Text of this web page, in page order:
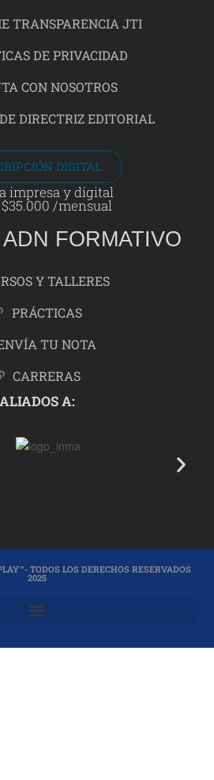
TRANSPARENCIA JTI
DE PRIVACIDAD
CON NOSOTROS
DIRECTRIZ EDITORIAL
DIGITAL
impresa y digital
/mensual
FORMATIVO
Y TALLERES
PRÁCTICAS
TU NOTA
CARRERAS
ALIADOS A:
TODOS LOS DERECHOS RESERVADOS
2025